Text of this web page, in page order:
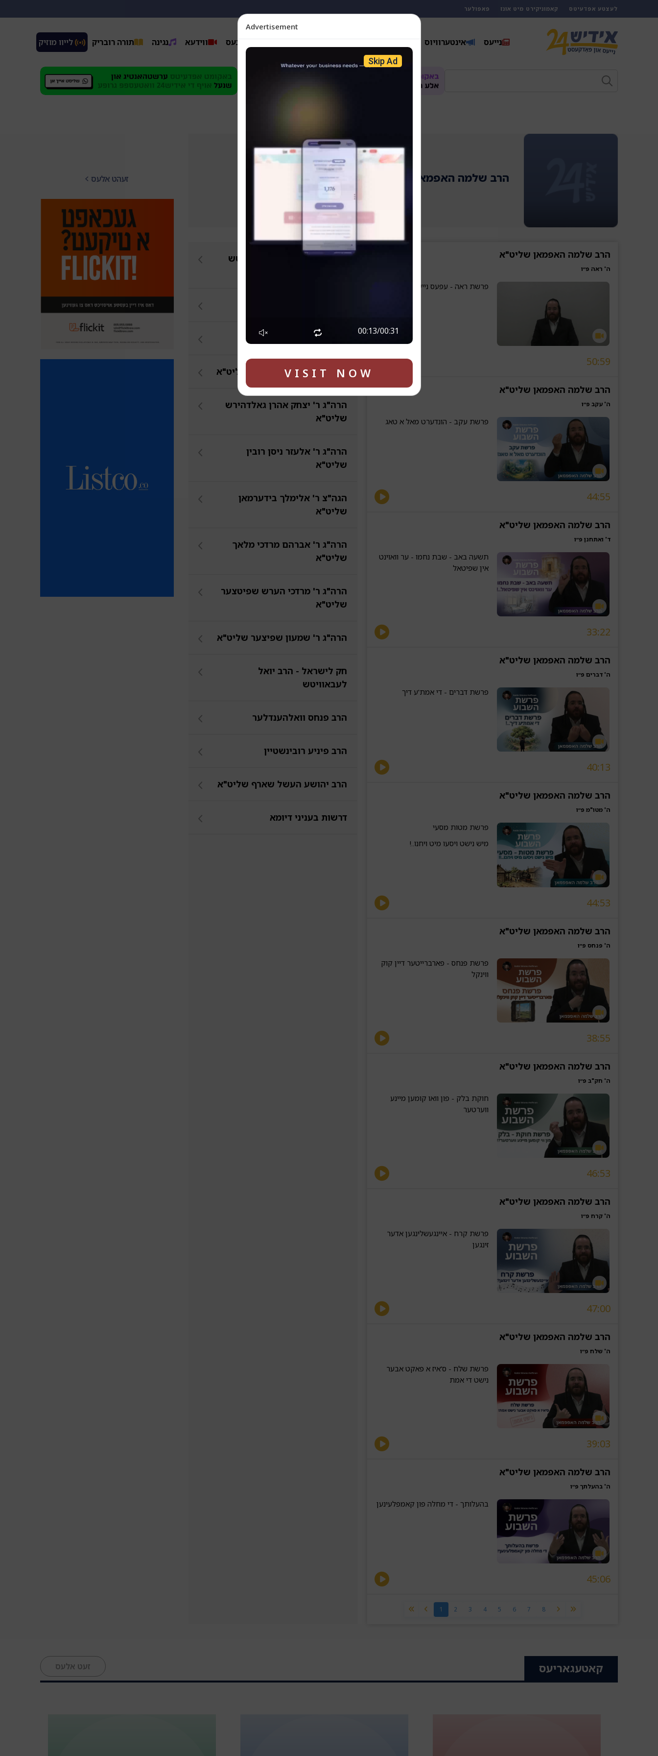
לעצטע אפדעיטס קאמוניקירט מיט אונז פאפולער
נייעס אינטערוויוס ביזנעס ווידעא נגינה תורה רובריק לייוו מוזיק
זעהט אלעס הרב שלמה האפמאן שליט"א
הרה"ג ר' גמליאל ראבינאוויטש
הרב אהרן גראסמאן שליט"א
הרב יעקב יוסף בוקסבוים שליט"א
הרה"ג ר' יצחק אהרן גאלדהירש
שליט"א
הרה"ג ר' אלעזר ניסן רובין
שליט"א
הגה"צ ר' אלימלך בידערמאן
שליט"א
הרה"ג ר' אברהם מרדכי מלאך
שליט"א
הרה"ג ר' מרדכי הערש שפיטצער
שליט"א
הרה"ג ר' שמעון שפיצער שליט"א
חק לישראל - הרב יואל
לעבאוויטש
הרב פנחס וואלהענדלער
הרב פיניע רובינשטיין
הרב יהושע העשל שארף שליט"א
דרשות בעניני דיומא
הרב שלמה האפמאן שליט"א
ה' ראה פ״ו
פרשת ראה - עפעס נייעס
50:59
הרב שלמה האפמאן שליט"א
ה' עקב פ״ו
פרשת עקב - הונדערט מאל א טאג
44:55
הרב שלמה האפמאן שליט"א
ד' ואתחנן פ״ו
תשעה באב - שבת נחמו - ער וואוינט
אין שפיטאל
33:22
הרב שלמה האפמאן שליט"א
ה' דברים פ״ו
פרשת דברים - די אמת'ע דיך
40:13
הרב שלמה האפמאן שליט"א
ה' מטו"מ פ״ו
פרשת מטות מסעי
מיש נישט ויסעו מיט ויחנו..!
44:53
הרב שלמה האפמאן שליט"א
ה' פנחס פ״ו
פרשת פנחס - פארברייטער דיין קוק
ווינקל
38:55
הרב שלמה האפמאן שליט"א
ה' חק"ב פ״ו
חוקת בלק - פון וואו קומען מיינע
ווערטער
46:53
הרב שלמה האפמאן שליט"א
ה' קרח פ״ו
פרשת קרח - איינגעשלינגען אדער
זינגען
47:00
הרב שלמה האפמאן שליט"א
ה' שלח פ״ו
פרשת שלח - ס'איז א פאקט אבער
נישט די אמת
39:03
הרב שלמה האפמאן שליט"א
ה' בהעלתך פ״ו
בהעלותך - די מחלה פון קאמפלעינען
45:06
1 2 3 4 5 6 7 8
קאטעגאריעס זעט אלעס
Advertisement
Skip Ad
00:15/00:31
VISIT NOW